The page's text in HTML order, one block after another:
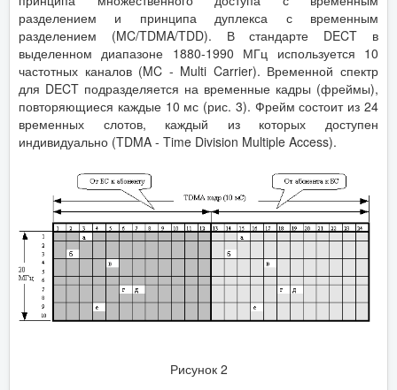
разделением и принципа дуплекса с временным
разделением (MC/TDMA/TDD). В стандарте DECT в
выделенном диапазоне 1880-1990 МГц используется 10
частотных каналов (MC - Multi Carrier). Временной спектр
для DECT подразделяется на временные кадры (фреймы),
повторяющиеся каждые 10 мс (рис. 3). Фрейм состоит из 24
временных слотов, каждый из которых доступен
индивидуально (TDMA - Time Division Multiple Access).
Рисунок 2